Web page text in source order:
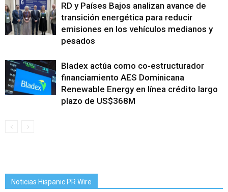
RD y Países Bajos analizan avance de
transición energética para reducir
emisiones en los vehículos medianos y
pesados
Bladex actúa como co-estructurador
financiamiento AES Dominicana
Renewable Energy en línea crédito largo
plazo de US$368M
Noticias Hispanic PR Wire